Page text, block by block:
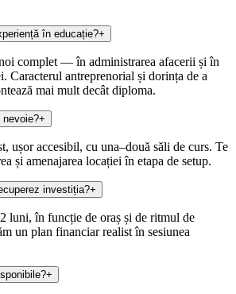
în educație?+
complet — în administrarea afacerii și în
Caracterul antreprenorial și dorința de a
mai mult decât diploma.
nevoie?+
ușor accesibil, cu una–două săli de curs. Te
și amenajarea locației în etapa de setup.
investiția?+
luni, în funcție de oraș și de ritmul de
un plan financiar realist în sesiunea
+